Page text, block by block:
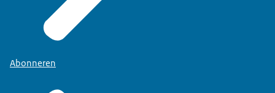
Abonneren